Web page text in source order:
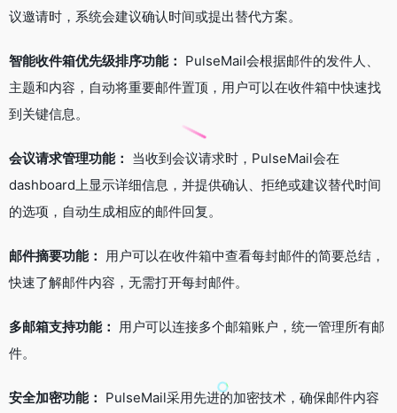
议邀请时，系统会建议确认时间或提出替代方案。
智能收件箱优先级排序功能： PulseMail会根据邮件的发件人、
主题和内容，自动将重要邮件置顶，用户可以在收件箱中快速找
到关键信息。
会议请求管理功能： 当收到会议请求时，PulseMail会在
dashboard上显示详细信息，并提供确认、拒绝或建议替代时间
的选项，自动生成相应的邮件回复。
邮件摘要功能： 用户可以在收件箱中查看每封邮件的简要总结，
快速了解邮件内容，无需打开每封邮件。
多邮箱支持功能： 用户可以连接多个邮箱账户，统一管理所有邮
件。
安全加密功能： PulseMail采用先进的加密技术，确保邮件内容